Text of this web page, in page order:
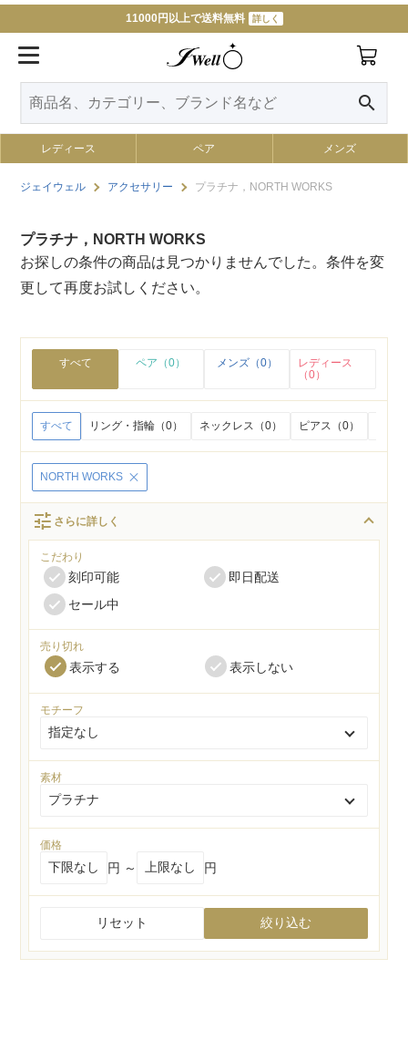
11000円以上で送料無料 詳しく
search
レディース ペア メンズ
ジェイウェル アクセサリー プラチナ，NORTH WORKS
プラチナ，NORTH WORKS
お探しの条件の商品は見つかりませんでした。条件を変
更して再度お試しください。
すべて ペア（0） メンズ（0）
レディース
（0）
すべて リング・指輪（0） ネックレス（0） ピアス（0）
NORTH WORKS
tune さらに詳しく
こだわり
刻印可能
即日配送
セール中
売り切れ
表示する 表示しない
モチーフ
素材
価格
円 ～ 円
リセット 絞り込む